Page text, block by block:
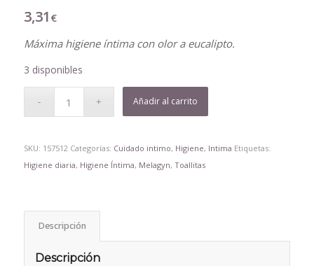
3,31 €
Máxima higiene íntima con olor a eucalipto.
3 disponibles
Añadir al carrito
SKU: 157512 Categorías: Cuidado intimo, Higiene, Intima Etiquetas:
Higiene diaria, Higiene Íntima, Melagyn, Toallitas
Descripción
Descripción